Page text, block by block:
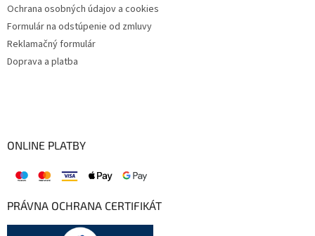
Ochrana osobných údajov a cookies
Formulár na odstúpenie od zmluvy
Reklamačný formulár
Doprava a platba
ONLINE PLATBY
PRÁVNA OCHRANA CERTIFIKÁT